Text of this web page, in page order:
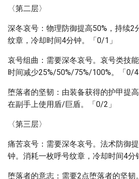
〈第二层〉
深冬哀号：物理防御提高50%，持续2
纹章，冷却时间4分钟。「0/1」
哀号组曲：需要深冬哀号。哀号类技
时间减少25%/50%/75%/100%。「0/4
堕落者的坚韧：由装备获得的护甲提
在副手上使用盾/巨盾。「0/2」
〈第三层〉
痛苦哀号：需要深冬哀号。法术防御
钟。消耗一枚呼号纹章，冷却时间4分
堕落者的意志：需要2点堕落者的坚韧